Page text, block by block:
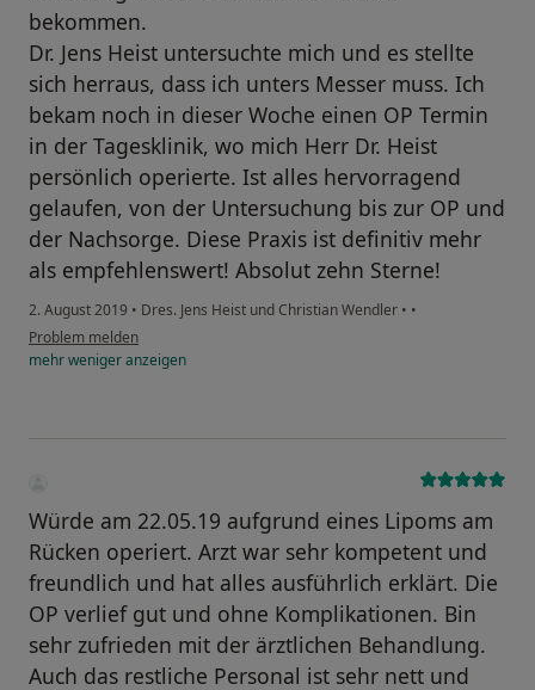
bekommen.
Dr. Jens Heist untersuchte mich und es stellte
sich herraus, dass ich unters Messer muss. Ich
bekam noch in dieser Woche einen OP Termin
in der Tagesklinik, wo mich Herr Dr. Heist
persönlich operierte. Ist alles hervorragend
gelaufen, von der Untersuchung bis zur OP und
der Nachsorge. Diese Praxis ist definitiv mehr
als empfehlenswert! Absolut zehn Sterne!
2. August 2019 • Dres. Jens Heist und Christian Wendler • •
Problem melden
mehrwenigeranzeigen
Würde am 22.05.19 aufgrund eines Lipoms am
Rücken operiert. Arzt war sehr kompetent und
freundlich und hat alles ausführlich erklärt. Die
OP verlief gut und ohne Komplikationen. Bin
sehr zufrieden mit der ärztlichen Behandlung.
Auch das restliche Personal ist sehr nett und